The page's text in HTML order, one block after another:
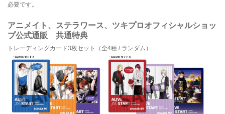
必要です。
アニメイト、ステラワース、ツキプロオフィシャルショッ
プ公式通販 共通特典
トレーディングカード3枚セット（全4種 / ランダム）